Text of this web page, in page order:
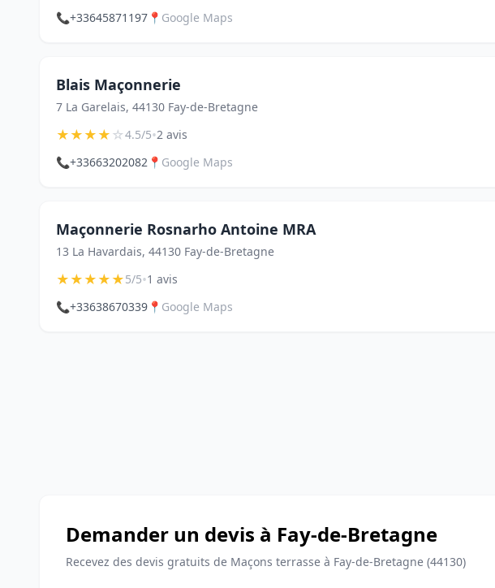
📞+33645871197 📍 Google Maps
Blais Maçonnerie
7 La Garelais, 44130 Fay-de-Bretagne
★★★★☆4.5/5•2 avis
📞+33663202082 📍 Google Maps
Maçonnerie Rosnarho Antoine MRA
13 La Havardais, 44130 Fay-de-Bretagne
★★★★★5/5•1 avis
📞+33638670339 📍 Google Maps
Demander un devis à Fay-de-Bretagne
Recevez des devis gratuits de Maçons terrasse à Fay-de-Bretagne (44130)